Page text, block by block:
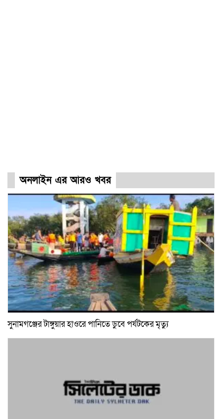
অনলাইন এর আরও খবর
সুনামগঞ্জের টাঙ্গুয়ার হাওরে পানিতে ডুবে পর্যটকের মৃত্যু